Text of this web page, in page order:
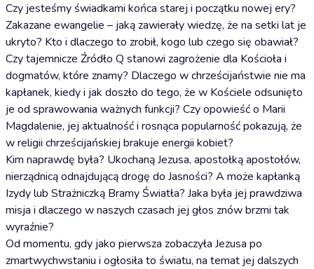
Czy jesteśmy świadkami końca starej i początku nowej ery?
Zakazane ewangelie – jaką zawierały wiedzę, że na setki lat je
ukryto? Kto i dlaczego to zrobił, kogo lub czego się obawiał?
Czy tajemnicze Źródło Q stanowi zagrożenie dla Kościoła i
dogmatów, które znamy? Dlaczego w chrześcijaństwie nie ma
kapłanek, kiedy i jak doszło do tego, że w Kościele odsunięto
je od sprawowania ważnych funkcji? Czy opowieść o Marii
Magdalenie, jej aktualność i rosnąca popularność pokazują, że
w religii chrześcijańskiej brakuje energii kobiet?
Kim naprawdę była? Ukochaną Jezusa, apostołką apostołów,
nierządnicą odnajdującą drogę do Jasności? A może kapłanką
Izydy lub Strażniczką Bramy Światła? Jaka była jej prawdziwa
misja i dlaczego w naszych czasach jej głos znów brzmi tak
wyraźnie?
Od momentu, gdy jako pierwsza zobaczyła Jezusa po
zmartwychwstaniu i ogłosiła to światu, na temat jej dalszych